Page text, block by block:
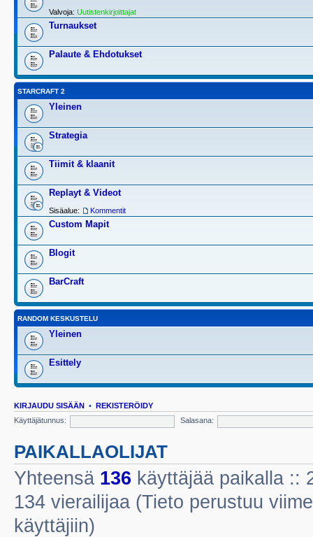
Valvoja: Uutistenkirjoittajat
Turnaukset
Palaute & Ehdotukset
STARCRAFT 2
Yleinen
Strategia
Tiimit & klaanit
Replayt & Videot
Sisäalue: Kommentit
Custom Mapit
Blogit
BarCraft
RANDOM KESKUSTELU
Yleinen
Esittely
KIRJAUDU SISÄÄN • REKISTERÖIDY
Käyttäjätunnus:
Salasana:
PAIKALLAOLIJAT
Yhteensä 136 käyttäjää paikalla ::
134 vierailijaa (Tieto perustuu
käyttäjiin)